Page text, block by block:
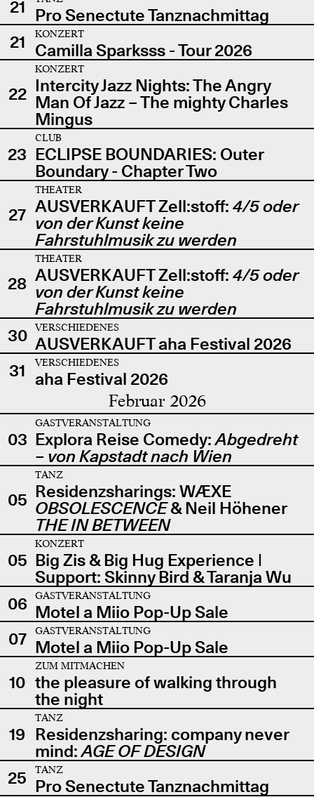
21 Pro Senectute Tanznachmittag
21
KONZERT
Camilla Sparksss - Tour 2026
22
KONZERT
Intercity Jazz Nights: The Angry
Man Of Jazz – The mighty Charles
Mingus
23
CLUB
ECLIPSE BOUNDARIES: Outer
Boundary - Chapter Two
27
THEATER
AUSVERKAUFT Zell:stoff: 4/5 oder
von der Kunst keine
Fahrstuhlmusik zu werden
28
THEATER
AUSVERKAUFT Zell:stoff: 4/5 oder
von der Kunst keine
Fahrstuhlmusik zu werden
30
VERSCHIEDENES
AUSVERKAUFT aha Festival 2026
31
VERSCHIEDENES
aha Festival 2026
Februar 2026
03
GASTVERANSTALTUNG
Explora Reise Comedy:Abgedreht
– von Kapstadt nach Wien
05
TANZ
Residenzsharings: WÆXE
OBSOLESCENCE& Neil Höhener
THE IN BETWEEN
05
KONZERT
Big Zis & Big Hug Experience |
Support: Skinny Bird & Taranja Wu
06
GASTVERANSTALTUNG
Motel a Miio Pop-Up Sale
07
GASTVERANSTALTUNG
Motel a Miio Pop-Up Sale
10
ZUM MITMACHEN
the pleasure of walking through
the night
19
TANZ
Residenzsharing: company never
mind:AGE OF DESIGN
25
TANZ
Pro Senectute Tanznachmittag